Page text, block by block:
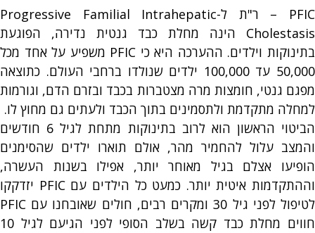
PFIC – ר"ת ל-Progressive Familial Intrahepatic
Cholestasis הינה מחלת כבד גנטית נדירה, הפוגעת
בתינוקות וילדים. ההערכה היא כי PFIC משפיע על אחד מכל
50,000 עד 100,000 ילדים שנולדו ברחבי העולם. כתוצאה
מפגם גנטי, חומצות מרה מצטברות בכבד ובזרם הדם, וגורמות
למחלה מתקדמת ולתסמינים בתוך הכבד ולעתים גם מחוץ לו.
הביטוי הראשון הוא לרוב בתינוקות מתחת לגיל 6 חודשים
והמצב עלול להחמיר מהר, אולם תוארו ילדים שהסימנים
הופיעו אצלם בגיל מאוחר יותר, אפילו בשנות העשרה,
וההתקדמות איטית יותר. כמעט כל הילדים עם PFIC יזדקקו
לטיפול לפני גיל 30 ומקרים רבים, חולים שאובחנו עם PFIC
חווים מחלת כבד קשה בשלב הסופי לפני הגיעם לגיל 10